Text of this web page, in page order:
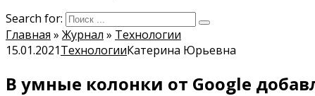
Search for:
Главная » Журнал » Технологии
15.01.2021ТехнологииКатерина Юрьевна
В умные колонки от Google